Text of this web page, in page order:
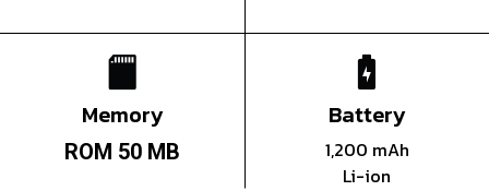
Memory
ROM 50 MB
Battery
1,200 mAh
Li-ion